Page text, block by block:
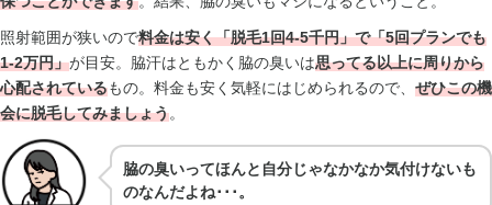
照射範囲が狭いので料金は安く「脱毛1回4-5千円」で「5回プランでも
1-2万円」が目安。脇汗はともかく脇の臭いは思ってる以上に周りから
心配されているもの。料金も安く気軽にはじめられるので、 ぜひこの機
会に脱毛してみましょう。
脇の臭いってほんと自分じゃなかなか気付けないも
のなんだよね･･･。